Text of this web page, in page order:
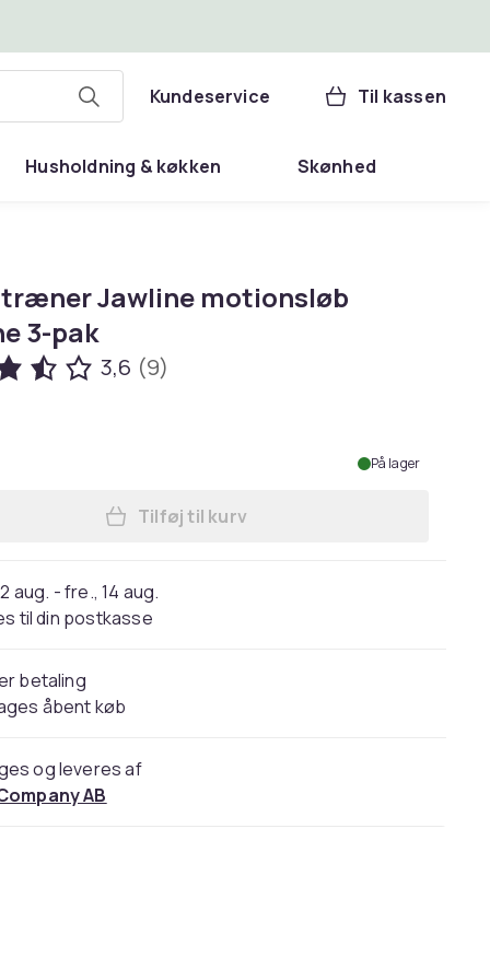
Kundeservice Til kassen
Husholdning & køkken Skønhed
Jawline motionsløb
3-pak
3,6 (9)
På lager
Læg Kæbe træner Jawline
Tilføj til kurv
aug. - fre., 14 aug.
til din postkasse
betaling
åbent køb
og leveres af
AB